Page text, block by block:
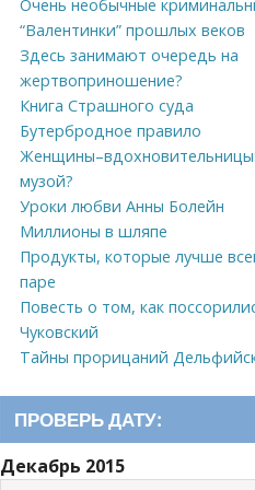
Очень необычные
“Валентинки” прошлых веков
Здесь занимают очередь на
жертвоприношение?
Книга Страшного суда
Бутербродное правило
музой?
Уроки любви Анны Болейн
Миллионы в шляпе
Продукты, которые лучше
паре
Повесть о том, как
Чуковский
Тайны прорицаний
ПРОВЕРЬ ДАТУ:
Декабрь 2015